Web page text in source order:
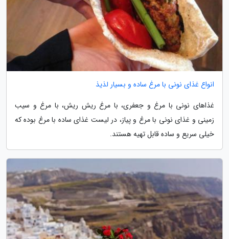
انواع غذای نونی با مرغ ساده و بسیار لذیذ
غذاهای نونی با مرغ و جعفری، با مرغ ریش ریش، با مرغ و سیب
زمینی و غذای نونی با مرغ و پیاز، در لیست غذای ساده با مرغ بوده که
خیلی سریع و ساده قابل تهیه هستند.